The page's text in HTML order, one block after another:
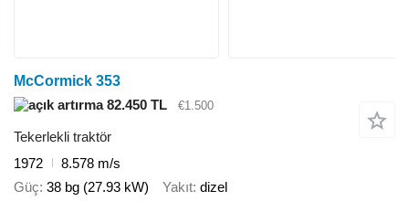
McCormick 353
82.450 TL
€1.500
Tekerlekli traktör
1972
8.578 m/s
Güç 38 bg (27.93 kW) Yakıt dizel